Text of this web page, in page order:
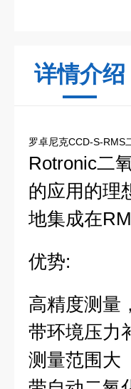
详情介绍
罗卓尼克CCD-S-RMS
Rotronic二
的应用的理
地集成在
优势:
高精度测量
带环境压力
测量范围大